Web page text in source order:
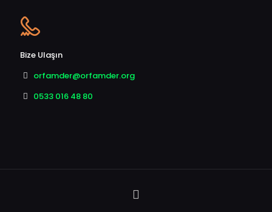
Bize Ulaşın
orfamder@orfamder.org
0533 016 48 80